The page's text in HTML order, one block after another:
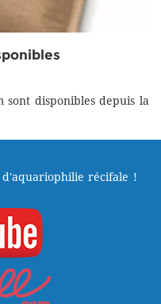
sont disponibles depuis la
récifale !